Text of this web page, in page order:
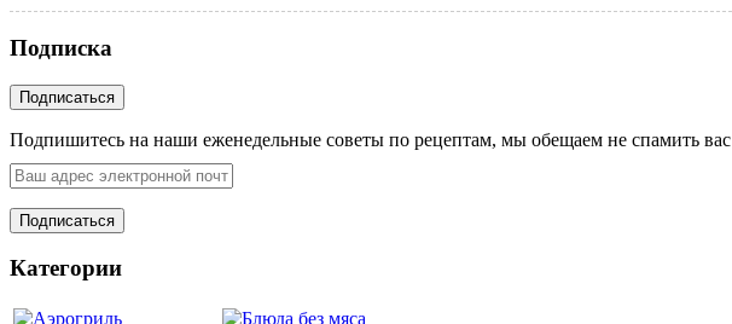
Подписка
Подпишитесь на наши еженедельные советы по рецептам, мы обещаем не спамить вас
Категории